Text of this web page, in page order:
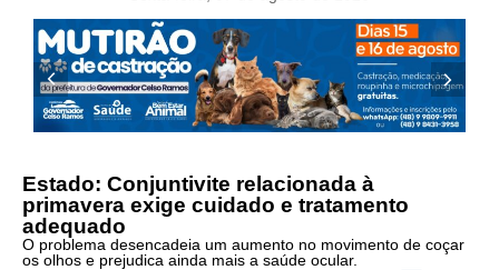
Estado: Conjuntivite relacionada à
primavera exige cuidado e tratamento
adequado
O problema desencadeia um aumento no movimento de coçar
os olhos e prejudica ainda mais a saúde ocular.